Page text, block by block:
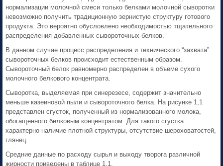
нормализации молочной смеси только белками молочной сыворотки
невозможно получить традиционную зернистую структуру готового
продукта. Это вероятно обусловлено необходимостью тщательного
распределения добавленных сывороточных белков.
В данном случае процесс распределения и технического “захвата”
сывороточных белков происходит естественным образом.
Сывороточный белок равномерно распределен в объеме сухого
молочного белкового концентрата.
Сыворотка, выделяемая при синерезесе, содержит значительно
меньше казеиновой пыли и сывороточного белка. На рисунке 1,1
представлен сгусток, полученный из нормализованного молока,
обогащенного белковым концентратом. Для такого сгустка
характерно наличие плотной структуры, отсутствие шероховатостей,
глянец.
Средние данные по расходу сырья и выходу творога различной
жирности приведены в таблице 1.1.